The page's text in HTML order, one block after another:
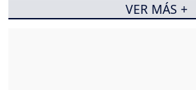
VER MÁS +